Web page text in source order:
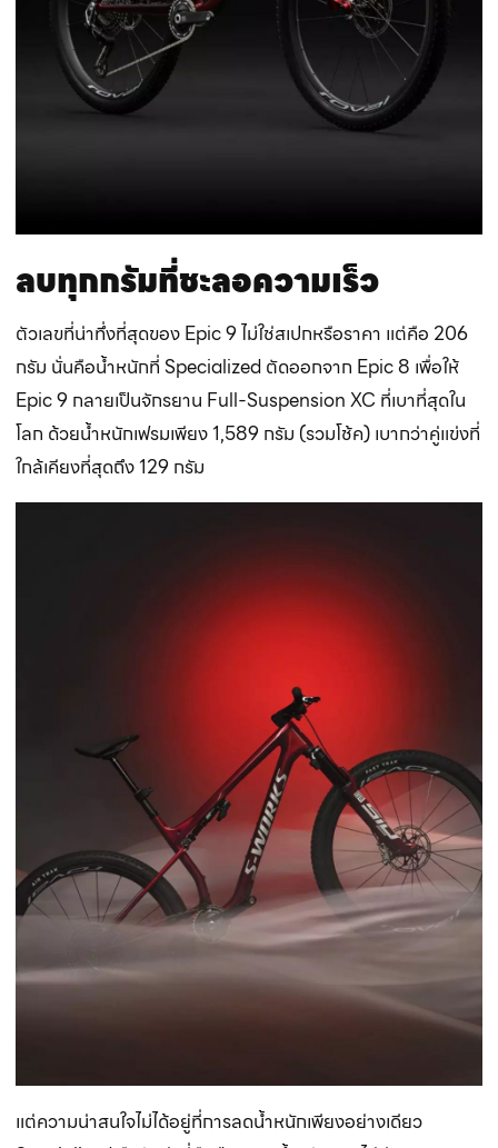
ลบทุกกรัมที่ชะลอความเร็ว
ตัวเลขที่น่าทึ่งที่สุดของ Epic 9 ไม่ใช่สเปกหรือราคา แต่คือ 206
กรัม นั่นคือน้ำหนักที่ Specialized ตัดออกจาก Epic 8 เพื่อให้
Epic 9 กลายเป็นจักรยาน Full-Suspension XC ที่เบาที่สุดใน
โลก ด้วยน้ำหนักเฟรมเพียง 1,589 กรัม (รวมโช้ค) เบากว่าคู่แข่งที่
ใกล้เคียงที่สุดถึง 129 กรัม
แต่ความน่าสนใจไม่ได้อยู่ที่การลดน้ำหนักเพียงอย่างเดียว